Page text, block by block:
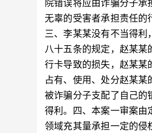
无辜的受害者承担责任的
三、李某某没有不当得
八十五条的规定，赵某
行卡导致的损失，赵某
占有、使用、处分赵某
被诈骗分子支配了自己
得利。四、本案一审案
领域充其量承担一定的